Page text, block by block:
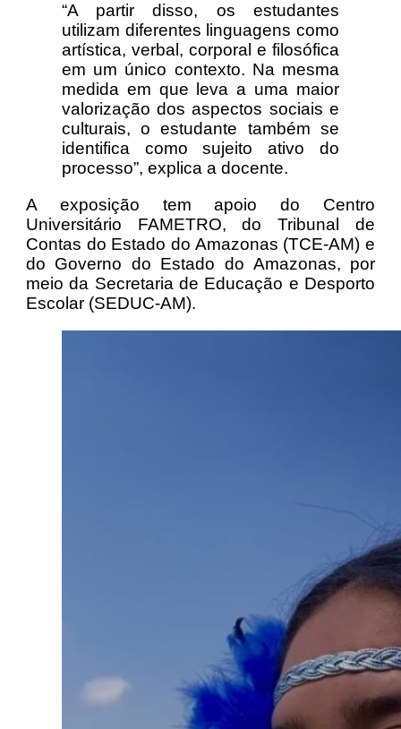
“A partir disso, os estudantes
utilizam diferentes linguagens como
artística, verbal, corporal e filosófica
em um único contexto. Na mesma
medida em que leva a uma maior
valorização dos aspectos sociais e
culturais, o estudante também se
identifica como sujeito ativo do
processo”, explica a docente.
A exposição tem apoio do Centro
Universitário FAMETRO, do Tribunal de
Contas do Estado do Amazonas (TCE-AM) e
do Governo do Estado do Amazonas, por
meio da Secretaria de Educação e Desporto
Escolar (SEDUC-AM).